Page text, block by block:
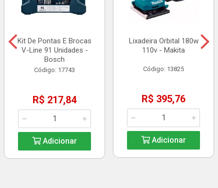
Kit De Pontas E Brocas
V-Line 91 Unidades -
Bosch
Código: 17743
R$ 217,84
Adicionar
Lixadeira Orbital 180w
110v - Makita
Código: 13825
R$ 395,76
Adicionar